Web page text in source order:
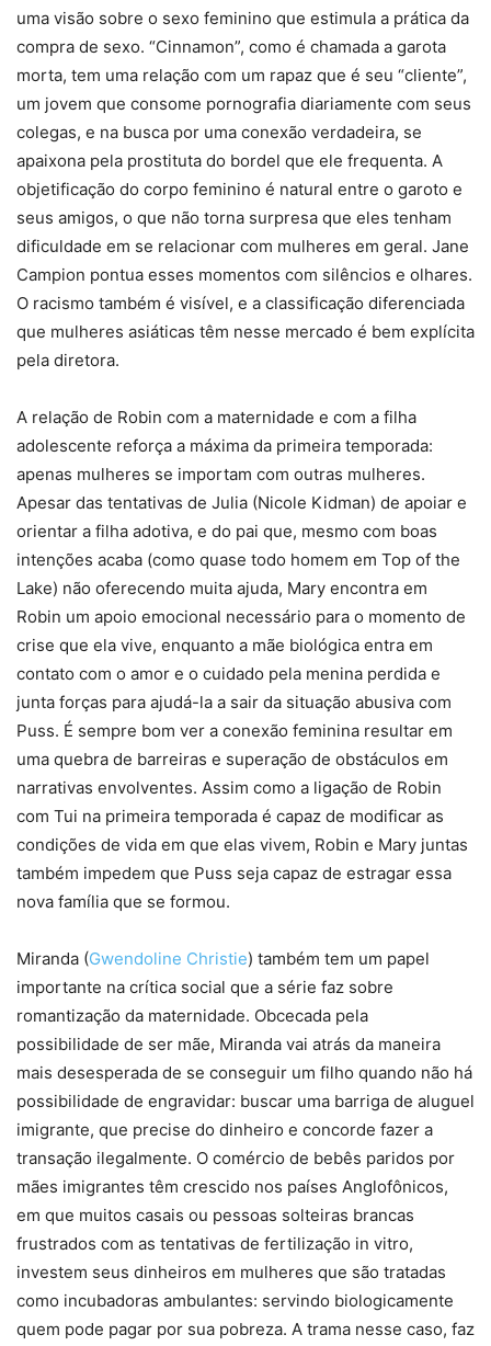
uma visão sobre o sexo feminino que estimula a prática da
compra de sexo. “Cinnamon”, como é chamada a garota
morta, tem uma relação com um rapaz que é seu “cliente”,
um jovem que consome pornografia diariamente com seus
colegas, e na busca por uma conexão verdadeira, se
apaixona pela prostituta do bordel que ele frequenta. A
objetificação do corpo feminino é natural entre o garoto e
seus amigos, o que não torna surpresa que eles tenham
dificuldade em se relacionar com mulheres em geral. Jane
Campion pontua esses momentos com silêncios e olhares.
O racismo também é visível, e a classificação diferenciada
que mulheres asiáticas têm nesse mercado é bem explícita
pela diretora.
A relação de Robin com a maternidade e com a filha
adolescente reforça a máxima da primeira temporada:
apenas mulheres se importam com outras mulheres.
Apesar das tentativas de Julia (Nicole Kidman) de apoiar e
orientar a filha adotiva, e do pai que, mesmo com boas
intenções acaba (como quase todo homem em Top of the
Lake) não oferecendo muita ajuda, Mary encontra em
Robin um apoio emocional necessário para o momento de
crise que ela vive, enquanto a mãe biológica entra em
contato com o amor e o cuidado pela menina perdida e
junta forças para ajudá-la a sair da situação abusiva com
Puss. É sempre bom ver a conexão feminina resultar em
uma quebra de barreiras e superação de obstáculos em
narrativas envolventes. Assim como a ligação de Robin
com Tui na primeira temporada é capaz de modificar as
condições de vida em que elas vivem, Robin e Mary juntas
também impedem que Puss seja capaz de estragar essa
nova família que se formou.
Miranda (Gwendoline Christie) também tem um papel
importante na crítica social que a série faz sobre
romantização da maternidade. Obcecada pela
possibilidade de ser mãe, Miranda vai atrás da maneira
mais desesperada de se conseguir um filho quando não há
possibilidade de engravidar: buscar uma barriga de aluguel
imigrante, que precise do dinheiro e concorde fazer a
transação ilegalmente. O comércio de bebês paridos por
mães imigrantes têm crescido nos países Anglofônicos,
em que muitos casais ou pessoas solteiras brancas
frustrados com as tentativas de fertilização in vitro,
investem seus dinheiros em mulheres que são tratadas
como incubadoras ambulantes: servindo biologicamente
quem pode pagar por sua pobreza. A trama nesse caso, faz